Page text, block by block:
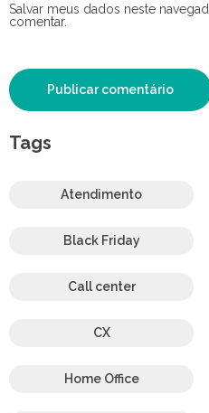
Salvar meus dados neste
comentar.
Tags
Atendimento
Black Friday
Call center
CX
Home Office